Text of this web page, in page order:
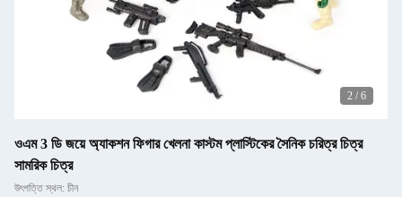
2 / 6
ওএম 3 ডি জয়ে অ্যাকশন ফিগার খেলনা কাস্টম প্লাস্টিকের সৈনিক চরিত্র চিত্র
সামরিক চিত্র
উৎপত্তি স্থল: চীন